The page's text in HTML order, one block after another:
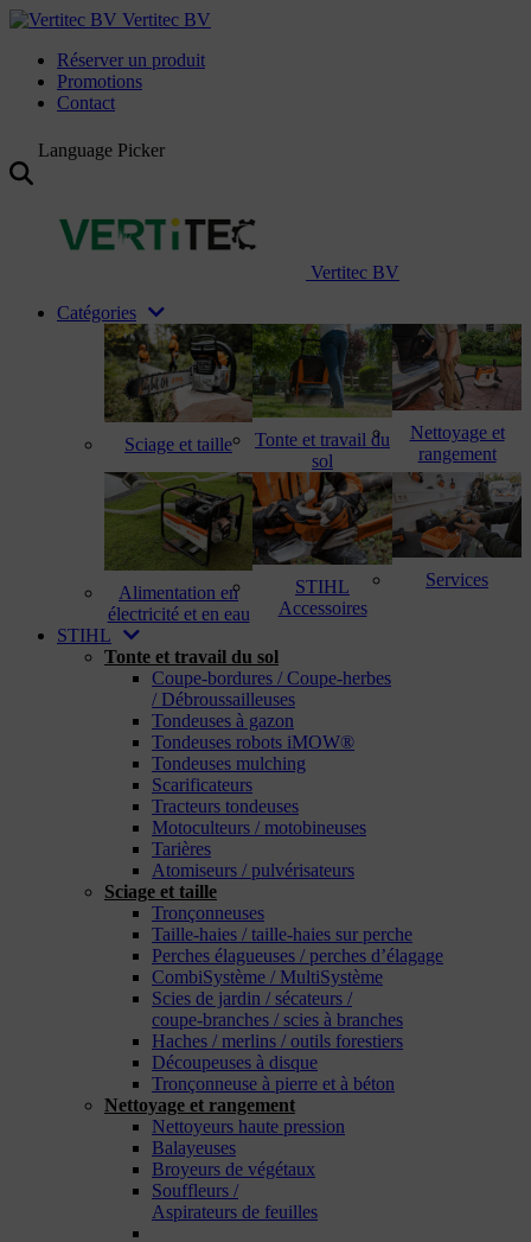
Vertitec BV
Réserver un produit
Promotions
Contact
Language Picker
Vertitec BV
Catégories
Sciage et taille
Tonte et travail du
sol
Nettoyage et
rangement
Alimentation en
électricité et en eau
STIHL
Accessoires
Services
STIHL
Tonte et travail du sol
Coupe-bordures / Coupe-herbes
/ Débroussailleuses
Tondeuses à gazon
Tondeuses robots iMOW®
Tondeuses mulching
Scarificateurs
Tracteurs tondeuses
Motoculteurs / motobineuses
Tarières
Atomiseurs / pulvérisateurs
Sciage et taille
Tronçonneuses
Taille-haies / taille-haies sur perche
Perches élagueuses / perches d’élagage
CombiSystème / MultiSystème
Scies de jardin / sécateurs /
coupe-branches / scies à branches
Haches / merlins / outils forestiers
Découpeuses à disque
Tronçonneuse à pierre et à béton
Nettoyage et rangement
Nettoyeurs haute pression
Balayeuses
Broyeurs de végétaux
Souffleurs /
Aspirateurs de feuilles